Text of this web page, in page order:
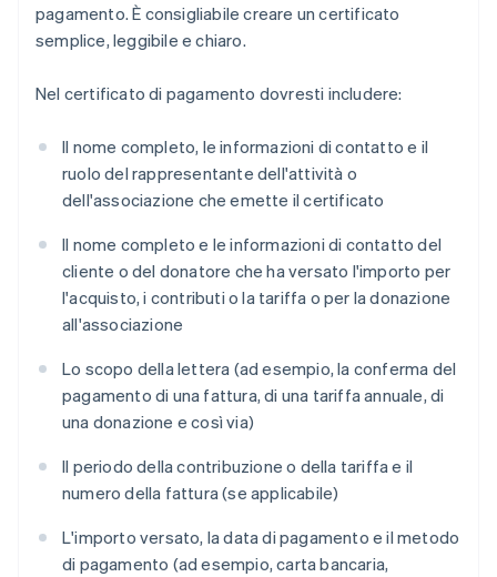
pagamento. È consigliabile creare un certificato
semplice, leggibile e chiaro.
Nel certificato di pagamento dovresti includere:
Il nome completo, le informazioni di contatto e il
ruolo del rappresentante dell'attività o
dell'associazione che emette il certificato
Il nome completo e le informazioni di contatto del
cliente o del donatore che ha versato l'importo per
l'acquisto, i contributi o la tariffa o per la donazione
all'associazione
Lo scopo della lettera (ad esempio, la conferma del
pagamento di una fattura, di una tariffa annuale, di
una donazione e così via)
Il periodo della contribuzione o della tariffa e il
numero della fattura (se applicabile)
L'importo versato, la data di pagamento e il metodo
di pagamento (ad esempio, carta bancaria,